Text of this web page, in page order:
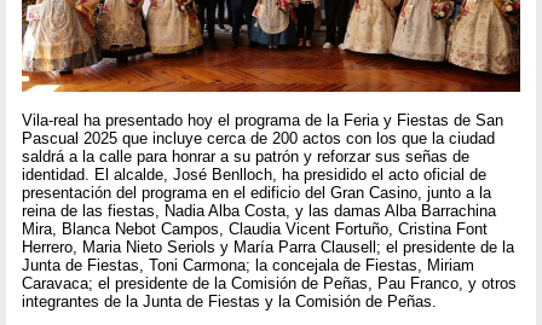
Vila-real ha presentado hoy el programa de la Feria y Fiestas de San
Pascual 2025 que incluye cerca de 200 actos con los que la ciudad
saldrá a la calle para honrar a su patrón y reforzar sus señas de
identidad. El alcalde, José Benlloch, ha presidido el acto oficial de
presentación del programa en el edificio del Gran Casino, junto a la
reina de las fiestas, Nadia Alba Costa, y las damas Alba Barrachina
Mira, Blanca Nebot Campos, Claudia Vicent Fortuño, Cristina Font
Herrero, Maria Nieto Seriols y María Parra Clausell; el presidente de la
Junta de Fiestas, Toni Carmona; la concejala de Fiestas, Miriam
Caravaca; el presidente de la Comisión de Peñas, Pau Franco, y otros
integrantes de la Junta de Fiestas y la Comisión de Peñas.